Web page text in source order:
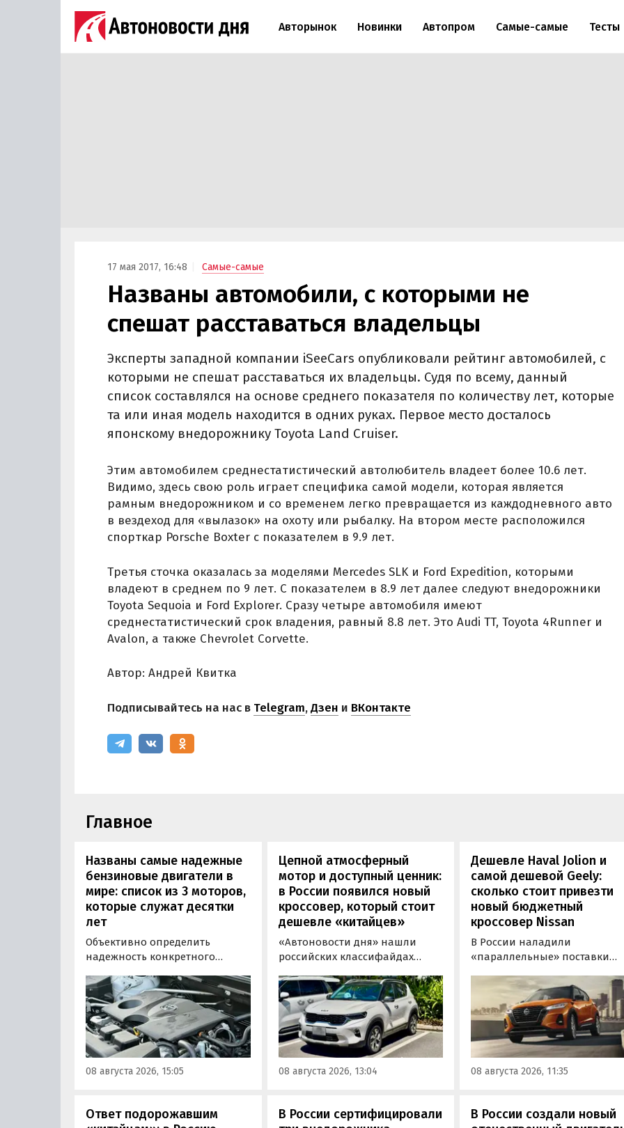
Авторынок Новинки Автопром Самые-самые Тесты
17 мая 2017, 16:48 Самые-самые
Названы автомобили, с которыми не
спешат расставаться владельцы
Эксперты западной компании iSeeCars опубликовали рейтинг автомобилей, с
которыми не спешат расставаться их владельцы. Судя по всему, данный
список составлялся на основе среднего показателя по количеству лет, которые
та или иная модель находится в одних руках. Первое место досталось
японскому внедорожнику Toyota Land Cruiser.
Этим автомобилем среднестатистический автолюбитель владеет более 10.6 лет.
Видимо, здесь свою роль играет специфика самой модели, которая является
рамным внедорожником и со временем легко превращается из каждодневного авто
в вездеход для «вылазок» на охоту или рыбалку. На втором месте расположился
спорткар Porsche Boxter с показателем в 9.9 лет.
Третья сточка оказалась за моделями Mercedes SLK и Ford Expedition, которыми
владеют в среднем по 9 лет. С показателем в 8.9 лет далее следуют внедорожники
Toyota Sequoia и Ford Explorer. Сразу четыре автомобиля имеют
среднестатистический срок владения, равный 8.8 лет. Это Audi TT, Toyota 4Runner и
Avalon, а также Chevrolet Corvette.
Автор: Андрей Квитка
Подписывайтесь на нас в Telegram,Дзен и ВКонтакте
Главное
Названы самые надежные
бензиновые двигатели в
мире: список из 3 моторов,
которые служат десятки
лет
Объективно определить
надежность конкретного
поскольку его срок службы
прямо зависит от качества
обслуживания и условий
эксплуатации. Тем не менее
Autonews составил ТОП-3 самых
надежных бензиновых
моторов, которые могут не
08 августа 2026, 15:05
Цепной атмосферный
мотор и доступный ценник:
в России появился новый
кроссовер, который стоит
дешевле «китайцев»
«Автоновости дня» нашли
российских классифайдах
поставке нового Kia Sonet. Это
кроссовер компактнее Seltos, а
возят его к нам в основном из
Китая, предлагая автомобили
уже с доставкой, растаможкой и
всеми документами для
постановки на учет в ГАИ.
08 августа 2026, 13:04
Дешевле Haval Jolion и
самой дешевой Geely:
сколько стоит привезти
новый бюджетный
кроссовер Nissan
В России наладили
«параллельные» поставки
Nissan Kicks, которые
официально продаются в
Китае, США, на Ближнем
Востоке и в Юго-Восточной
Азии. В основном к нам
попадают машины
сборки, стоящие на одном из
«Автоновости дня».
08 августа 2026, 11:35
Ответ подорожавшим
В России сертифицировали
В России создали новый